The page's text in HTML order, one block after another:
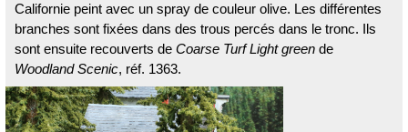
Californie peint avec un spray de couleur olive. Les différentes
branches sont fixées dans des trous percés dans le tronc. Ils
sont ensuite recouverts de Coarse Turf Light green de
Woodland Scenic, réf. 1363.